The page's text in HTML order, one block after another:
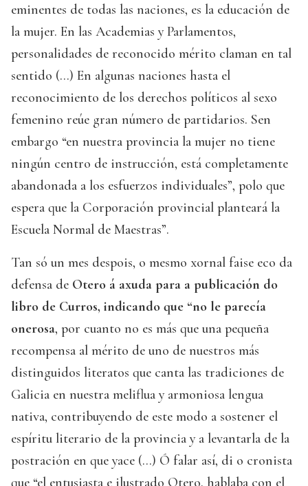
eminentes de todas las naciones, es la educación de
la mujer. En las Academias y Parlamentos,
personalidades de reconocido mérito claman en tal
sentido (...) En algunas naciones hasta el
reconocimiento de los derechos políticos al sexo
femenino reúe gran número de partidarios. Sen
embargo “en nuestra provincia la mujer no tiene
ningún centro de instrucción, está completamente
abandonada a los esfuerzos individuales”, polo que
espera que la Corporación provincial planteará la
Escuela Normal de Maestras”.
Tan só un mes despois, o mesmo xornal faise eco da
defensa de Otero á axuda para a publicación do
libro de Curros, indicando que “no le parecía
onerosa, por cuanto no es más que una pequeña
recompensa al mérito de uno de nuestros más
distinguidos literatos que canta las tradiciones de
Galicia en nuestra meliflua y armoniosa lengua
nativa, contribuyendo de este modo a sostener el
espíritu literario de la provincia y a levantarla de la
postración en que yace (...) Ó falar así, di o cronista
que “el entusiasta e ilustrado Otero, hablaba con el